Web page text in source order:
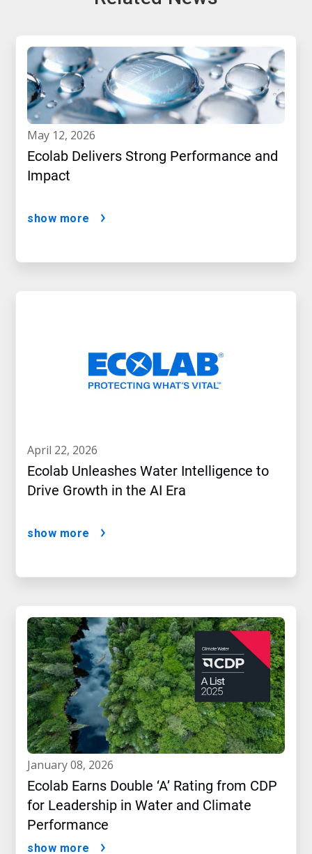
may 12, 2026
Ecolab Delivers Strong Performance and
Impact
show more
april 22, 2026
Ecolab Unleashes Water Intelligence to
Drive Growth in the AI Era
show more
january 08, 2026
Ecolab Earns Double ‘A’ Rating from CDP
for Leadership in Water and Climate
Performance
show more